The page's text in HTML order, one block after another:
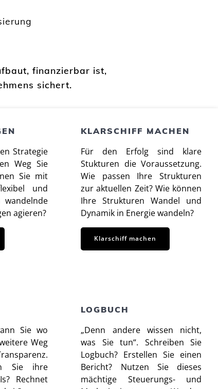
finanzierbar ist,
sichert.
Strategie
Weg Sie
Sie mit
und
agieren?
KLARSCHIFF MACHEN
Für den Erfolg sind klare
Stukturen die Voraussetzung.
Wie passen Ihre Strukturen
zur aktuellen Zeit? Wie können
Ihre Strukturen Wandel und
Dynamik in Energie wandeln?
Klarschiff machen
Sie wo
Weg
Sie ihre
Rechnet
LOGBUCH
„Denn andere wissen nicht,
was Sie tun“. Schreiben Sie
Logbuch? Erstellen Sie einen
Bericht? Nutzen Sie dieses
mächtige Steuerungs- und